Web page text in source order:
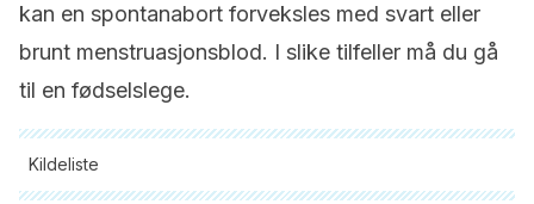
kan en spontanabort forveksles med svart eller
brunt menstruasjonsblod. I slike tilfeller må du gå
til en fødselslege.
Kildeliste
Alle siterte kilder ble grundig gjennomgått av teamet vårt for å